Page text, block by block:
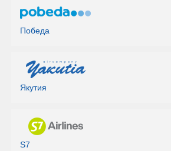
Победа
Якутия
S7